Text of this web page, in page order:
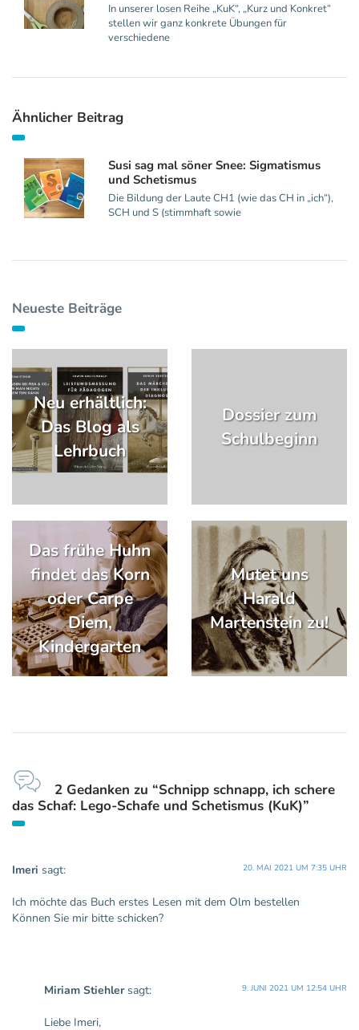
In unserer losen Reihe „KuK“, „Kurz und Konkret“
stellen wir ganz konkrete Übungen für
verschiedene
Ähnlicher Beitrag
Susi sag mal söner Snee: Sigmatismus
und Schetismus
Die Bildung der Laute CH1 (wie das CH in „ich“),
SCH und S (stimmhaft sowie
Neueste Beiträge
Neu erhältlich:
Das Blog als
Lehrbuch
Dossier zum
Schulbeginn
Das frühe Huhn
findet das Korn
oder Carpe
Diem,
Kindergarten
Mutet uns
Harald
Martenstein zu!
2 Gedanken zu “Schnipp schnapp, ich schere
das Schaf: Lego-Schafe und Schetismus (KuK)”
Imeri sagt: 20. MAI 2021 UM 7:35 UHR
Ich möchte das Buch erstes Lesen mit dem Olm bestellen
Können Sie mir bitte schicken?
Miriam Stiehler sagt: 9. JUNI 2021 UM 12:54 UHR
Liebe Imeri,